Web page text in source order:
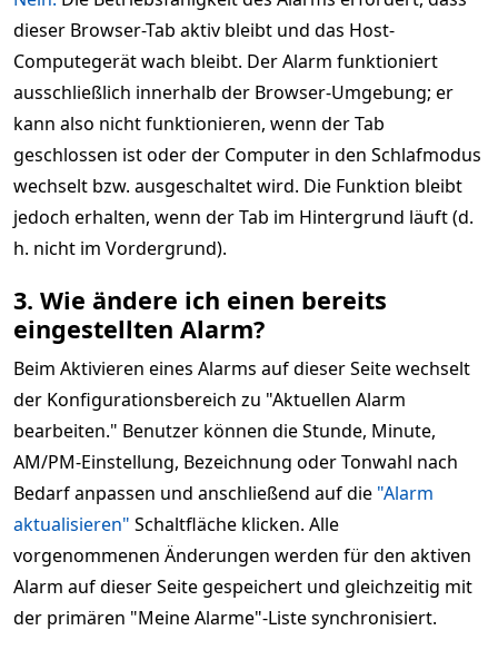
dieser Browser-Tab aktiv bleibt und das Host-
Computegerät wach bleibt. Der Alarm funktioniert
ausschließlich innerhalb der Browser-Umgebung; er
kann also nicht funktionieren, wenn der Tab
geschlossen ist oder der Computer in den Schlafmodus
wechselt bzw. ausgeschaltet wird. Die Funktion bleibt
jedoch erhalten, wenn der Tab im Hintergrund läuft (d.
h. nicht im Vordergrund).
3. Wie ändere ich einen bereits
eingestellten Alarm?
Beim Aktivieren eines Alarms auf dieser Seite wechselt
der Konfigurationsbereich zu "Aktuellen Alarm
bearbeiten." Benutzer können die Stunde, Minute,
AM/PM-Einstellung, Bezeichnung oder Tonwahl nach
Bedarf anpassen und anschließend auf die "Alarm
aktualisieren" Schaltfläche klicken. Alle
vorgenommenen Änderungen werden für den aktiven
Alarm auf dieser Seite gespeichert und gleichzeitig mit
der primären "Meine Alarme"-Liste synchronisiert.